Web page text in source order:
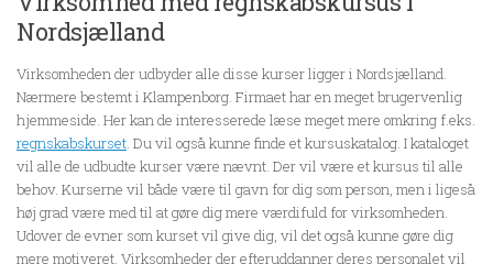
Nordsjælland
Virksomheden der udbyder alle disse kurser ligger i Nordsjælland.
Nærmere bestemt i Klampenborg. Firmaet har en meget brugervenlig
hjemmeside. Her kan de interesserede læse meget mere omkring f.eks.
regnskabskurset. Du vil også kunne finde et kursuskatalog. I kataloget
vil alle de udbudte kurser være nævnt. Der vil være et kursus til alle
behov. Kurserne vil både være til gavn for dig som person, men i ligeså
høj grad være med til at gøre dig mere værdifuld for virksomheden.
Udover de evner som kurset vil give dig, vil det også kunne gøre dig
mere motiveret. Virksomheder der efteruddanner deres personalet vil